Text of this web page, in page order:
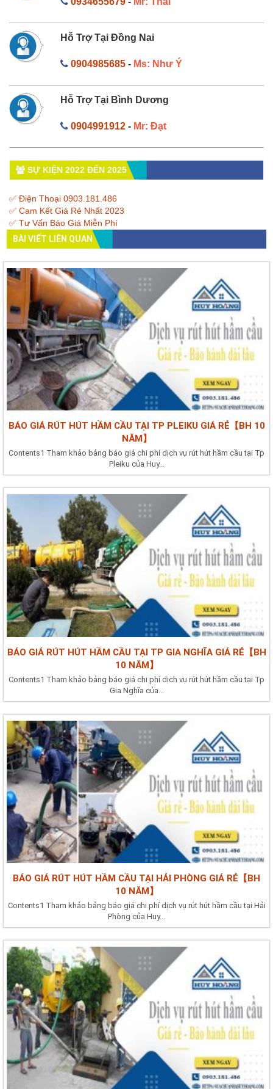
Hỗ Trợ Tại Đồng Nai
0904985685- Ms: Như Ý
Hỗ Trợ Tại Bình Dương
0904991912- Mr: Đạt
SỰ KIỆN 2022 ĐẾN 2025
✅ Điện Thoại 0903.181.486
✅ Cam Kết Giá Rẻ Nhất 2023
✅ Tư Vấn Báo Giá Miễn Phí
BÀI VIẾT LIÊN QUAN
BÁO GIÁ RÚT HÚT HẦM CẦU TẠI TP PLEIKU GIÁ RẺ【BH 10
NĂM】
Contents1 Tham khảo bảng báo giá chi phí dịch vụ rút hút hầm cầu tại Tp
Pleiku của Huy...
BÁO GIÁ RÚT HÚT HẦM CẦU TẠI TP GIA NGHĨA GIÁ RẺ【BH
10 NĂM】
Contents1 Tham khảo bảng báo giá chi phí dịch vụ rút hút hầm cầu tại Tp
Gia Nghĩa của...
BÁO GIÁ RÚT HÚT HẦM CẦU TẠI HẢI PHÒNG GIÁ RẺ【BH
10 NĂM】
Contents1 Tham khảo bảng báo giá chi phí dịch vụ rút hút hầm cầu tại Hải
Phòng của Huy...